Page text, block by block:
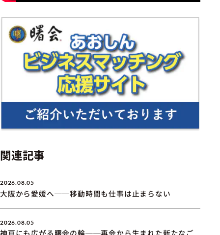
関連記事
2026.08.05
大阪から愛媛へ──移動時間も仕事は止まらない
2026.08.05
神戸にも広がる曙会の輪──再会から生まれた新たなご